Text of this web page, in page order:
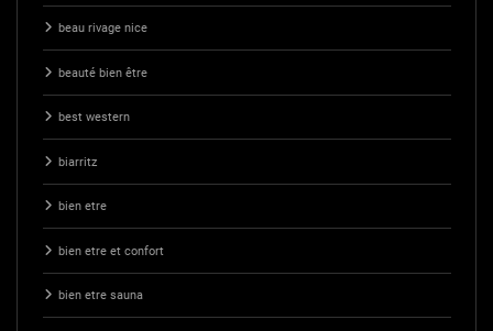
beau rivage nice
beauté bien être
best western
biarritz
bien etre
bien etre et confort
bien etre sauna